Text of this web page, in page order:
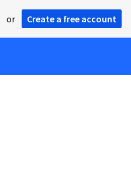
or Create a free account